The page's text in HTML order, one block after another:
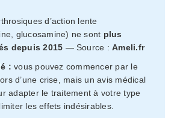
d’action lente
glucosamine) ne sont plus
depuis 2015 — Source :Ameli.fr
: vous pouvez commencer par le
d’une crise, mais un avis médical
adapter le traitement à votre type
les effets indésirables.